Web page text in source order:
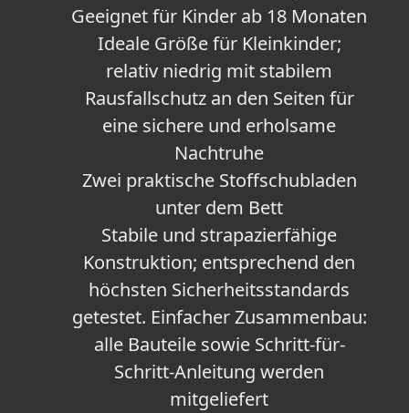
Geeignet für Kinder ab 18 Monaten
Ideale Größe für Kleinkinder;
relativ niedrig mit stabilem
Rausfallschutz an den Seiten für
eine sichere und erholsame
Nachtruhe
Zwei praktische Stoffschubladen
unter dem Bett
Stabile und strapazierfähige
Konstruktion; entsprechend den
höchsten Sicherheitsstandards
getestet. Einfacher Zusammenbau:
alle Bauteile sowie Schritt-für-
Schritt-Anleitung werden
mitgeliefert